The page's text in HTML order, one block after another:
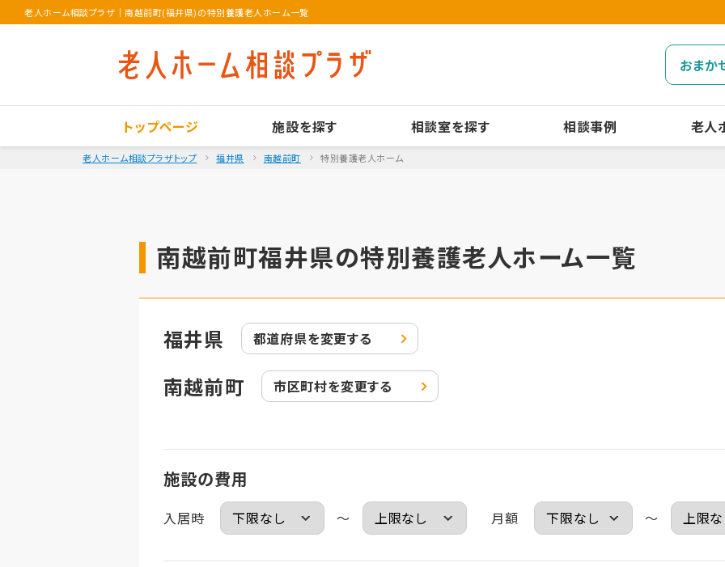
老人ホーム相談プラザ ｜南越前町(福井県)の特別養護老人ホーム一覧
おまか
トップページ 施設を探す 相談室を探す 相談事例 老人
老人ホーム相談プラザトップ 福井県 南越前町 特別養護老人ホーム
南越前町福井県の特別養護老人ホーム一覧
福井県 都道府県を変更する
南越前町 市区町村を変更する
施設の費用
入居時 ～ 月額 ～